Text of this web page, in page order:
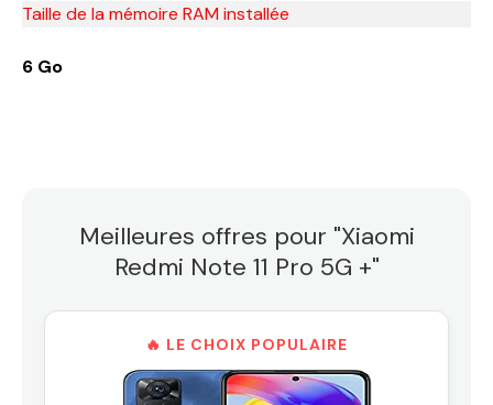
Taille de la mémoire RAM installée
6 Go
Meilleures offres pour "Xiaomi
Redmi Note 11 Pro 5G +"
🔥 LE CHOIX POPULAIRE